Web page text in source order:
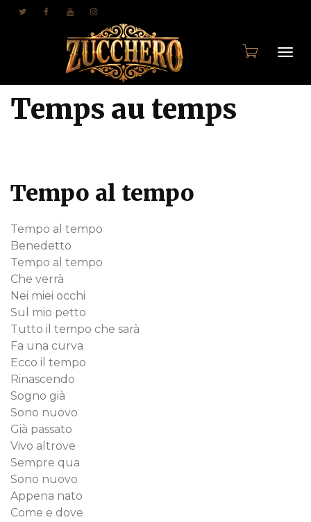
Temps au temps
Tempo al tempo
Tempo al tempo
Benedetto
Tempo al tempo
Che verrà
Nei miei occhi
Sul mio petto
Tutto il tempo che sarà
Fa una curva
Ecco il tempo
Rinascendo
Sogno già
Sono nuovo
Già passato
Vivo altrove
Sempre qua
Sono nuovo
Appena nato
Come e dove